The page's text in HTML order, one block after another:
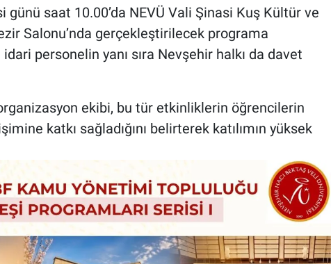
günü saat 10.00’da NEVÜ Vali Şinasi Kuş Kültür ve
Salonu’nda gerçekleştirilecek programa
personelin yanı sıra Nevşehir halkı da davet
ekibi, bu tür etkinliklerin öğrencilerin
katkı sağladığını belirterek katılımın yüksek